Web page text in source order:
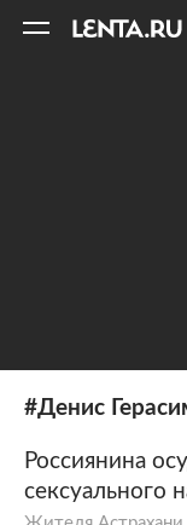
#Денис
Россиянина
сексуального